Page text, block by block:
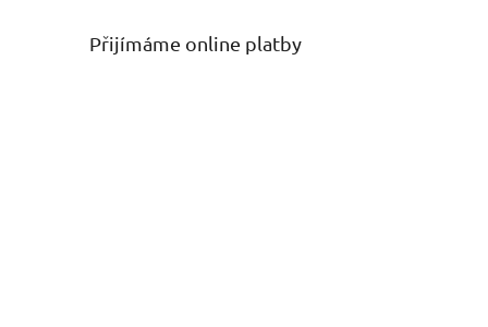
Přijímáme online platby